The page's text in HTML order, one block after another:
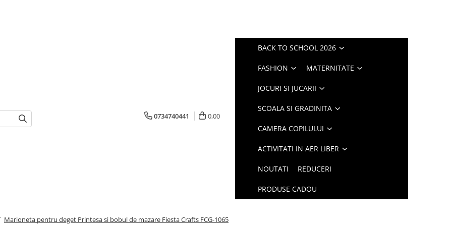
0734740441 0,00
BACK TO SCHOOL 2026
FASHION MATERNITATE
JOCURI SI JUCARII
SCOALA SI GRADINITA
CAMERA COPILULUI
ACTIVITATI IN AER LIBER
NOUTATI REDUCERI
PRODUSE CADOU
Marioneta pentru deget Printesa si bobul de mazare Fiesta Crafts FCG-1065